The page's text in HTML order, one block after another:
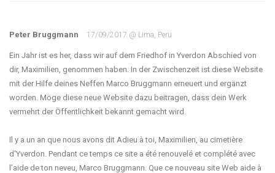
Peter Bruggmann 17/09/2017 @ Lima, Peru
Ein Jahr ist es her, dass wir auf dem Friedhof in Yverdon Abschied von
dir, Maximilien, genommen haben. In der Zwischenzeit ist diese Website
mit der Hilfe deines Neffen Marco Bruggmann erneuert und ergänzt
worden. Möge diese neue Website dazu beitragen, dass dein Werk
vermehrt der Öffentlichkeit bekannt gemacht wird.
Il y a un an que nous avons dit Adieu à toi, Maximilien, au cimetière
d'Yverdon. Pendant ce temps ce site a été renouvelé et complété avec
l’aide de ton neveu, Marco Bruggmann. Que ce nouveau site Web aide à